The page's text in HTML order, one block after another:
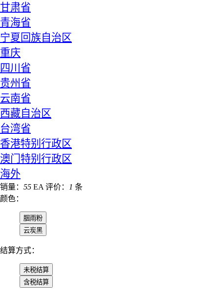
甘肃省
青海省
宁夏回族自治区
重庆
四川省
贵州省
云南省
西藏自治区
台湾省
香港特别行政区
澳门特别行政区
海外
销量： 55 EA 评价： 1 条
颜色：
结算方式：